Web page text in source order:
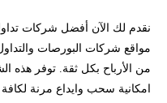
نقدم لك الآن أفضل شركات
مواقع شركات البورصات
من الأرباح بكل ثقة. توفر هذه
امكانية سحب وايداع مرنة لكافة